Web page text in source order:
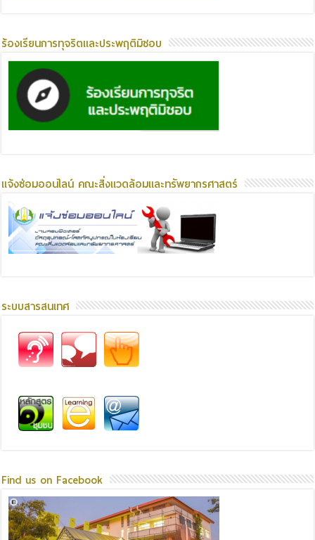
ร้องเรียนการทุจริตและประพฤติมิชอบ
แจ้งซ่อมออนไลน์ คณะสิ่งแวดล้อมและทรัพยากรศาสตร์
ระบบสารสนเทศ
Find us on Facebook